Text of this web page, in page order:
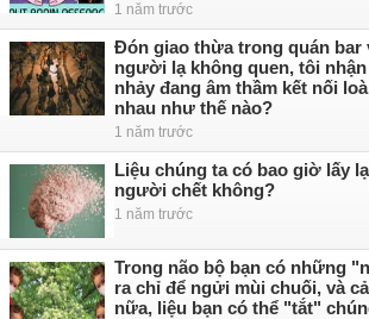
1 năm trước
Đón giao thừa trong quán bar
người lạ không quen, tôi
nhảy đang âm thầm kết nối
nhau như thế nào?
1 năm trước
Liệu chúng ta có bao giờ lấy
người chết không?
1 năm trước
Trong não bộ bạn có những
ra chỉ để ngửi mùi chuối, và
nữa, liệu bạn có thể "tắt"